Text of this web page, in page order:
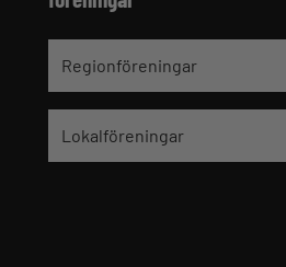
Regionföreningar
Lokalföreningar